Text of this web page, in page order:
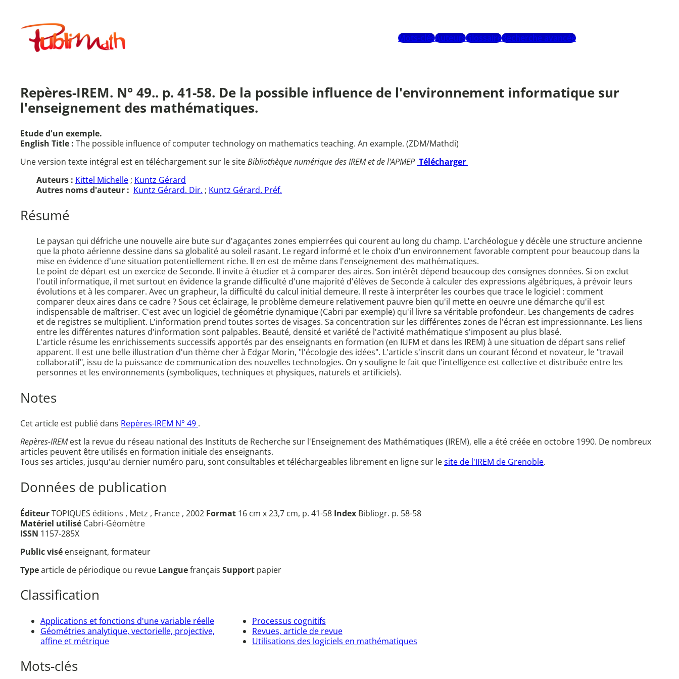
contenuPublimath
Mots-clésAuteursGlossaireRecherche avancée
Repères-IREM. N° 49.. p. 41-58. De la possible influence de l'environnement informatique sur
l'enseignement des mathématiques.
Etude d'un exemple.
English Title : The possible influence of computer technology on mathematics teaching. An example. (ZDM/Mathdi)
Une version texte intégral est en téléchargement sur le siteBibliothèque numérique des IREM et de l'APMEP Télécharger
Auteurs : Kittel Michelle ; Kuntz Gérard
Autres noms d'auteur : Kuntz Gérard. Dir. ; Kuntz Gérard. Préf.
Résumé
Le paysan qui défriche une nouvelle aire bute sur d'agaçantes zones empierrées qui courent au long du champ. L'archéologue y décèle une structure ancienne
que la photo aérienne dessine dans sa globalité au soleil rasant. Le regard informé et le choix d'un environnement favorable comptent pour beaucoup dans la
mise en évidence d'une situation potentiellement riche. Il en est de même dans l'enseignement des mathématiques.
Le point de départ est un exercice de Seconde. Il invite à étudier et à comparer des aires. Son intérêt dépend beaucoup des consignes données. Si on exclut
l'outil informatique, il met surtout en évidence la grande difficulté d'une majorité d'élèves de Seconde à calculer des expressions algébriques, à prévoir leurs
évolutions et à les comparer. Avec un grapheur, la difficulté du calcul initial demeure. Il reste à interpréter les courbes que trace le logiciel : comment
comparer deux aires dans ce cadre ? Sous cet éclairage, le problème demeure relativement pauvre bien qu'il mette en oeuvre une démarche qu'il est
indispensable de maîtriser. C'est avec un logiciel de géométrie dynamique (Cabri par exemple) qu'il livre sa véritable profondeur. Les changements de cadres
et de registres se multiplient. L'information prend toutes sortes de visages. Sa concentration sur les différentes zones de l'écran est impressionnante. Les liens
entre les différentes natures d'information sont palpables. Beauté, densité et variété de l'activité mathématique s'imposent au plus blasé.
L'article résume les enrichissements successifs apportés par des enseignants en formation (en IUFM et dans les IREM) à une situation de départ sans relief
apparent. Il est une belle illustration d'un thème cher à Edgar Morin, "l'écologie des idées". L'article s'inscrit dans un courant fécond et novateur, le "travail
collaboratif", issu de la puissance de communication des nouvelles technologies. On y souligne le fait que l'intelligence est collective et distribuée entre les
personnes et les environnements (symboliques, techniques et physiques, naturels et artificiels).
Notes
Cet article est publié dans Repères-IREM N° 49 .
Repères-IREMest la revue du réseau national des Instituts de Recherche sur l'Enseignement des Mathématiques (IREM), elle a été créée en octobre 1990. De nombreux
articles peuvent être utilisés en formation initiale des enseignants.
Tous ses articles, jusqu'au dernier numéro paru, sont consultables et téléchargeables librement en ligne sur lesite de l'IREM de Grenoble.
Données de publication
ÉditeurTOPIQUES éditions , Metz , France , 2002 Format 16 cm x 23,7 cm, p. 41-58 Index Bibliogr. p. 58-58
Matériel utilisé Cabri-Géomètre
ISSN 1157-285X
Public visé enseignant, formateur
Typearticle de périodique ou revue Languefrançais Support papier
Classification
Applications et fonctions d'une variable réelle
Géométries analytique, vectorielle, projective,
affine et métrique
Processus cognitifs
Revues, article de revue
Utilisations des logiciels en mathématiques
Mots-clés